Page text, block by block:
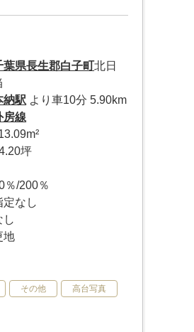
葉県長生郡白子町北日
納駅 より車10分 5.90km
房線
坪
％/200％
定なし
し
地
その他 高台写真